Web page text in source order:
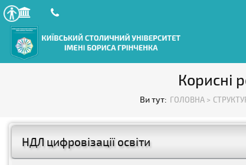
Корисні
Ви тут: ГОЛОВНА >
НДЛ цифровізації освіти